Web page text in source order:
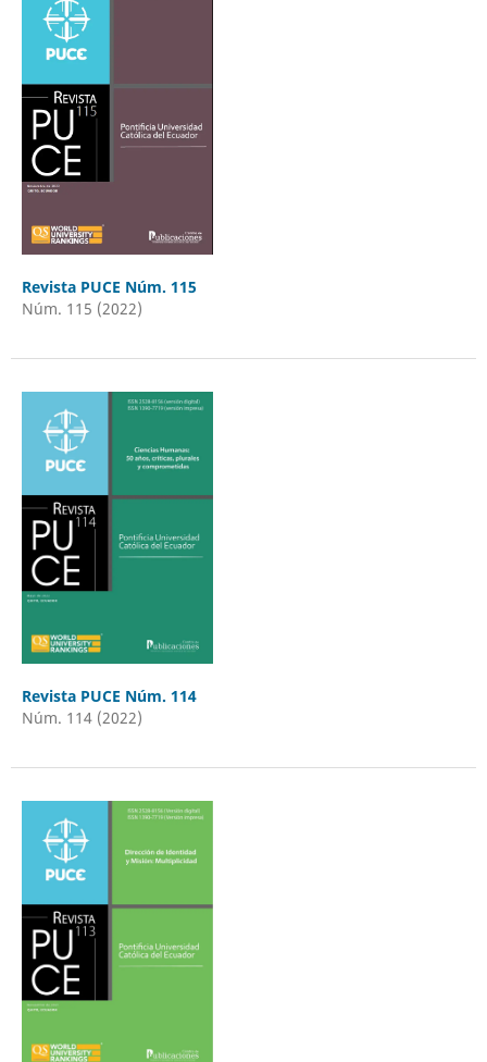
Revista PUCE Núm. 115
Núm. 115 (2022)
Revista PUCE Núm. 114
Núm. 114 (2022)